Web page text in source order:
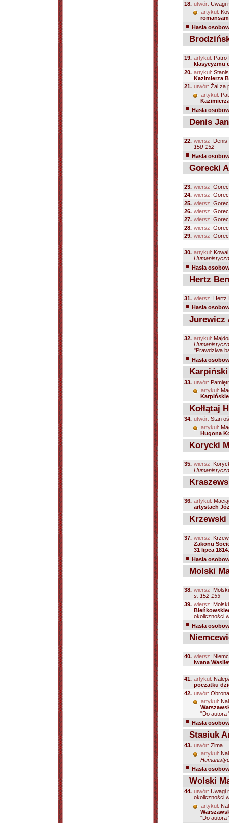
18. utwór: Uwagi
artykuł:
Hasła
19. artykuł: Patro
klasycyzmu
20. artykuł:
Kazimierza
21. utwór: Żal za
artykuł:
Hasła
Denis
22. wiersz: Denis
150-152
Hasła
Gorecki
23. wiersz:
24. wiersz:
25. wiersz:
26. wiersz:
27. wiersz:
28. wiersz:
29. wiersz:
30. artykuł:
Hasła
Hertz
31. wiersz: Hertz
Hasła
Jurewicz
32. artykuł:
"Prawdziwa
Hasła
33. utwór:
artykuł:
Kołłątaj
34. utwór: Stan
artykuł:
Hugona
Korycki
35. wiersz:
36. artykuł:
artystach
Krzewski
37. wiersz:
Zakonu
31 lipca 1814
Hasła
Molski
38. wiersz:
s. 152-153
39. wiersz:
okoliczności
Hasła
40. wiersz:
Iwana
41. artykuł:
poczatku
42. utwór:
artykuł:
"Do autora
Hasła
Stasiuk
43. utwór: Zima
artykuł:
Hasła
Wolski
44. utwór: Uwagi
okoliczności
artykuł:
"Do autora